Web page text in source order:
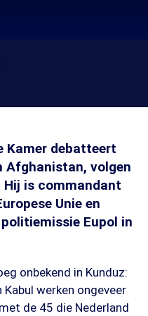
Kamer debatteert
Afghanistan, volgen
Hij is commandant
Unie en
Eupol in
onbekend in Kunduz:
werken ongeveer
de 45 die Nederland